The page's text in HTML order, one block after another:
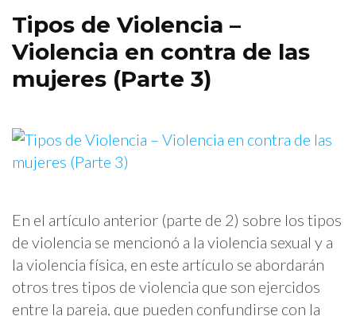
Tipos de Violencia –
Violencia en contra de las
mujeres (Parte 3)
En el artículo anterior (parte de 2) sobre los tipos
de violencia se mencionó a la violencia sexual y a
la violencia física, en este artículo se abordarán
otros tres tipos de violencia que son ejercidos
entre la pareja, que pueden confundirse con la